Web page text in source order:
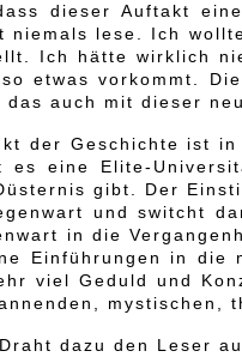
dieser Auftakt
niemals lese. Ich
Ich hätte wirklich
etwas vorkommt.
auch mit dieser
der Geschichte ist
eine Elite-
gibt. Der
und switcht
in die
Einführungen in die
viel Geduld und
mystischen,
dazu den Leser